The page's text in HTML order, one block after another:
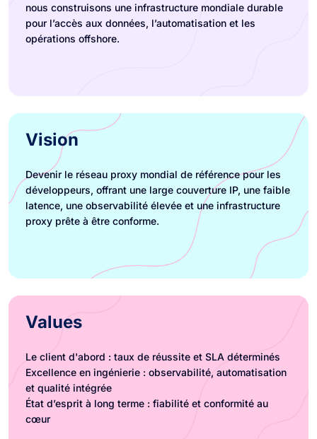
nous construisons une infrastructure mondiale durable
pour l’accès aux données, l’automatisation et les
opérations offshore.
Vision
Devenir le réseau proxy mondial de référence pour les
développeurs, offrant une large couverture IP, une faible
latence, une observabilité élevée et une infrastructure
proxy prête à être conforme.
Values
Le client d'abord : taux de réussite et SLA déterminés
Excellence en ingénierie : observabilité, automatisation
et qualité intégrée
État d’esprit à long terme : fiabilité et conformité au
cœur